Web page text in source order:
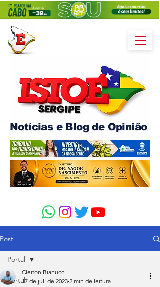
Notícias e Blog de Opinião
Post
Portal
Portal
Cleiton Bianucci
17 de jul. de 2023 2 min de leitura